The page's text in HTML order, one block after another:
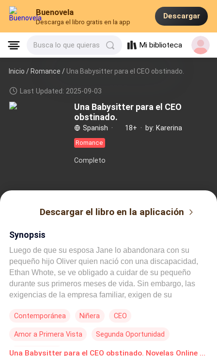
Buenovela
Descarga el libro gratis en la app
Descargar
Busca lo que quieras Mi biblioteca
Inicio /Romance / Una Babysitter para el CEO obstinado.
Last Updated: 2025-09-03
Una Babysitter para el CEO
obstinado.
Spanish · 18+ · by: Karerina
Romance
Completo
Descargar el libro en la aplicación
Synopsis
Luego de que su esposa Jane lo abandonara con su
pequeño hijo Oliver quien nació con una discapacidad,
Ethan Whote, se ve obligado a cuidar de su pequeño
durante sus primeros meses de vida. Sin embargo, las
exigencias de la empresa familiar, exigen de su
su hijo. Jazmín es una estudiante de psicología, quien se
meses para su graduación, debe además de trabajar para
cumplir con el tratamiento de su abuela Teresa, cuidar de
Contemporánea Niñera CEO
Amor a Primera Vista Segunda Oportunidad
Bebé Adorable Una Babysitter para el CEO obstinado. Novelas Online Descarga gratuita de PDF